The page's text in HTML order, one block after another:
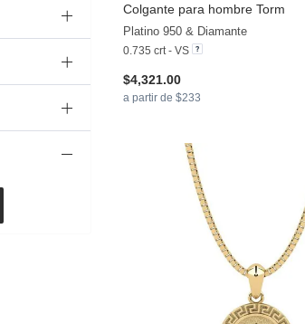
Colgante para hombre Torm
Platino 950 & Diamante
0.735 crt - VS
$4,321.00
a partir de $233